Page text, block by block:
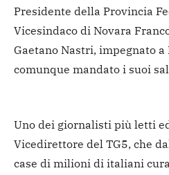
Presidente della Provincia
Vicesindaco di Novara
Gaetano Nastri, impegnato a
comunque mandato i suoi
Uno dei giornalisti più letti
Vicedirettore del TG5, che
case di milioni di italiani